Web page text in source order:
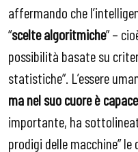
affermando che
“scelte algoritmiche” –
possibilità basate su
statistiche”. L’essere
ma nel suo cuore è
importante, ha
prodigi delle macchine”